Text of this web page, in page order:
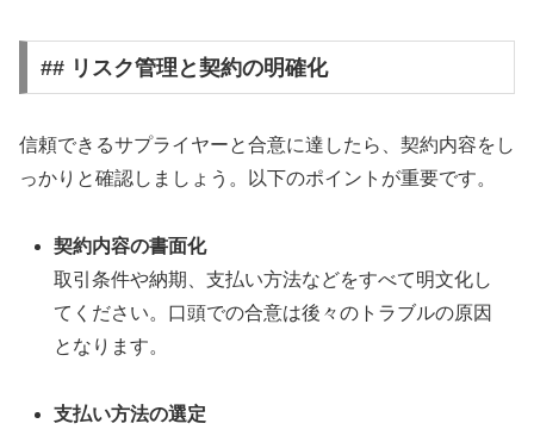
## リスク管理と契約の明確化
信頼できるサプライヤーと合意に達したら、契約内容をし
っかりと確認しましょう。以下のポイントが重要です。
契約内容の書面化
取引条件や納期、支払い方法などをすべて明文化し
てください。口頭での合意は後々のトラブルの原因
となります。
支払い方法の選定